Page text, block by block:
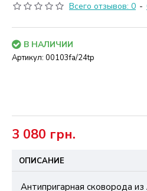
Всего отзывов: 0 -
3 080 грн.
В НАЛИЧИИ
Артикул: 00103fa/24tp
ОПИСАНИЕ
Антипригарная сковорода